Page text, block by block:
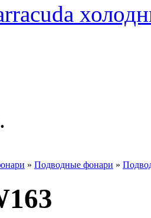
» Подводные фонари »